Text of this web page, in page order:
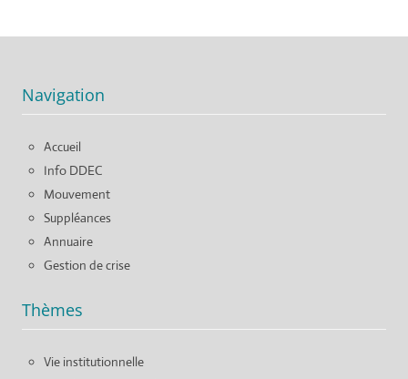
Navigation
Accueil
Info DDEC
Mouvement
Suppléances
Annuaire
Gestion de crise
Thèmes
Vie institutionnelle